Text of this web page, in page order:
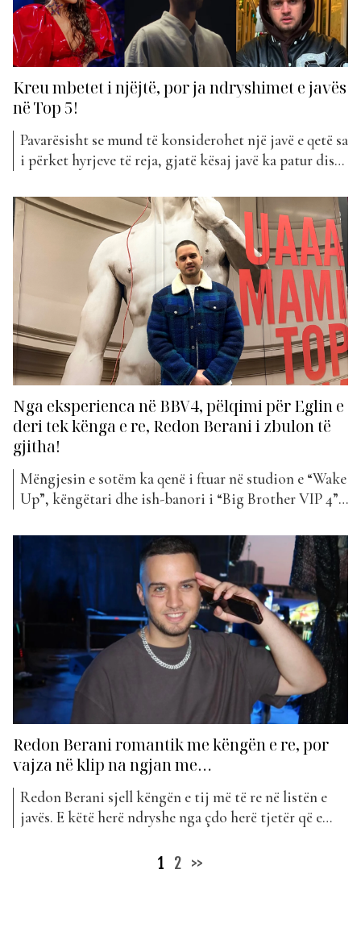
Kreu mbetet i njëjtë, por ja ndryshimet e javës
në Top 5!
Pavarësisht se mund të konsiderohet një javë e qetë sa
i përket hyrjeve të reja, gjatë kësaj javë ka patur disa
E këtu e kemi fjalën tek pozicionimi në Top 5. Kreu i
javës edhe këtë herë ka mbetur i njëjtë, me Gjestin...
Nga eksperienca në BBV4, pëlqimi për Eglin e
deri tek kënga e re, Redon Berani i zbulon të
gjitha!
Mëngjesin e sotëm ka qenë i ftuar në studion e “Wake
Up”, këngëtari dhe ish-banori i “Big Brother VIP 4”,
eksperiencën e tij në këtë reality show, banorët e tij
të preferuar, por dhe shumë të pathëna të tjera… Si ka
ndryshuar...
Redon Berani romantik me këngën e re, por
vajza në klip na ngjan me…
Redon Berani sjell këngën e tij më të re në listën e
javës. E këtë herë ndryshe nga çdo herë tjetër që e
mban titullin projekti i tij i ri që vjen këtë javë në
1 2 >>